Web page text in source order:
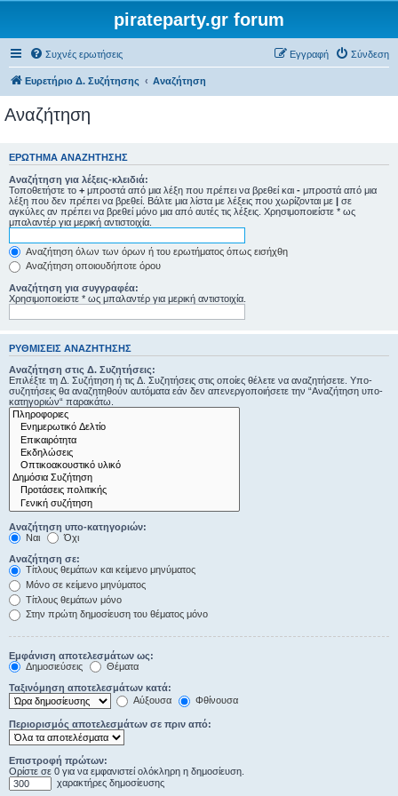
pirateparty.gr forum
Συχνές ερωτήσεις Σύνδεση
Εγγραφή
Ευρετήριο Δ. Συζήτησης Αναζήτηση
Αναζήτηση
ΕΡΏΤΗΜΑ ΑΝΑΖΉΤΗΣΗΣ
Αναζήτηση για λέξεις-κλειδιά:
Τοποθετήστε το + μπροστά από μια λέξη που πρέπει να βρεθεί και - μπροστά από μια
λέξη που δεν πρέπει να βρεθεί. Βάλτε μια λίστα με λέξεις που χωρίζονται με | σε
αγκύλες αν πρέπει να βρεθεί μόνο μια από αυτές τις λέξεις. Χρησιμοποιείστε * ως
μπαλαντέρ για μερική αντιστοιχία.
Αναζήτηση όλων των όρων ή του ερωτήματος όπως εισήχθη
Αναζήτηση οποιουδήποτε όρου
Αναζήτηση για συγγραφέα:
Χρησιμοποιείστε * ως μπαλαντέρ για μερική αντιστοιχία.
ΡΥΘΜΊΣΕΙΣ ΑΝΑΖΉΤΗΣΗΣ
Αναζήτηση στις Δ. Συζητήσεις:
Επιλέξτε τη Δ. Συζήτηση ή τις Δ. Συζητήσεις στις οποίες θέλετε να αναζητήσετε. Υπο-
συζητήσεις θα αναζητηθούν αυτόματα εάν δεν απενεργοποιήσετε την “Αναζήτηση υπο-
κατηγοριών“ παρακάτω.
Αναζήτηση υπο-κατηγοριών:
Ναι
Όχι
Αναζήτηση σε:
Τίτλους θεμάτων και κείμενο μηνύματος
Μόνο σε κείμενο μηνύματος
Τίτλους θεμάτων μόνο
Στην πρώτη δημοσίευση του θέματος μόνο
Εμφάνιση αποτελεσμάτων ως:
Δημοσιεύσεις
Θέματα
Ταξινόμηση αποτελεσμάτων κατά:
Αύξουσα
Φθίνουσα
Περιορισμός αποτελεσμάτων σε πριν από:
Επιστροφή πρώτων:
Ορίστε σε 0 για να εμφανιστεί ολόκληρη η δημοσίευση.
χαρακτήρες δημοσίευσης